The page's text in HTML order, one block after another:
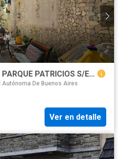
VENTA PH 5 AMBIENTES PARQUE PATRICIOS S/EXPENSAS
De Buenos Aires
Ver en detalle